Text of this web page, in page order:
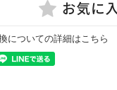
についての詳細はこちら